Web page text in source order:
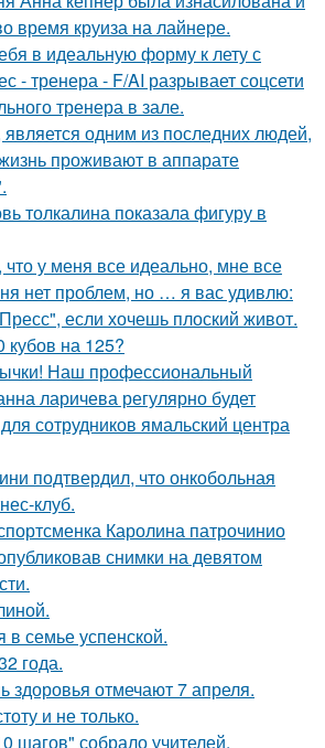
время круиза на лайнере.
в идеальную форму к лету с
тренера - F/AI разрывает соцсети
тренера в зале.
одним из последних людей,
проживают в аппарате
толкалина показала фигуру в
у меня все идеально, мне все
нет проблем, но … я вас удивлю:
если хочешь плоский живот.
кубов на 125?
Наш профессиональный
ларичева регулярно будет
сотрудников ямальский центра
подтвердил, что онкобольная
клуб.
Каролина патрочинио
снимки на девятом
семье успенской.
года.
здоровья отмечают 7 апреля.
и не только.
шагов" собрало учителей,